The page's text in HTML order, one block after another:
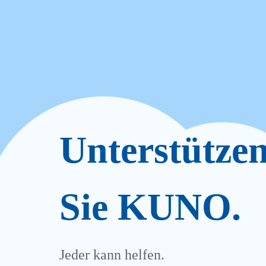
Sie KUNO.
Jeder kann helfen.